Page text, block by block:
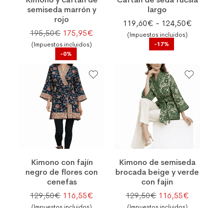
semiseda marrón y
rojo
195,50€ El precio original era: 195,50€.
175,95€ El precio actual es: 175,95€.
(Impuestos incluidos)
-0%
largo
119,60€ - 124,50€Rango
(Impuestos incluidos)
-17%
Kimono con fajín
negro de flores con
cenefas
129,50€ El precio original era: 129,50€.
116,55€ El precio actual es: 116,55€.
Kimono de semiseda
brocada beige y verde
con fajin
129,50€ El precio
116,55€El